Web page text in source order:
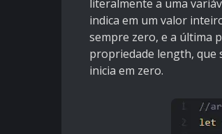
literalmente a uma
indica em um valor
sempre zero, e a última
propriedade length, que
inicia em zero.